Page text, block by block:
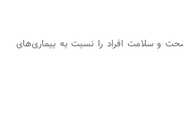
و سلامت افراد را نسبت به بیماری‌های